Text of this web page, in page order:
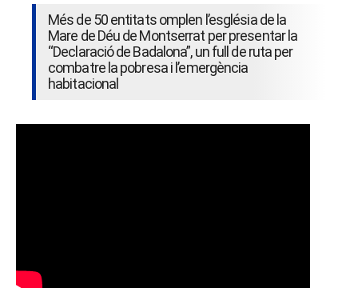
Més de 50 entitats omplen l’església de la
Mare de Déu de Montserrat per presentar la
“Declaració de Badalona”, un full de ruta per
combatre la pobresa i l’emergència
habitacional